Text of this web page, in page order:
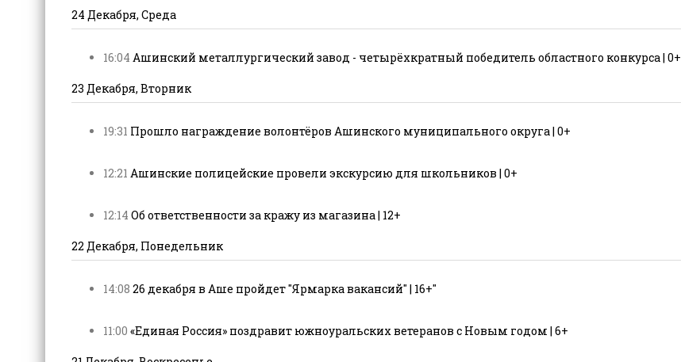
24 Декабря, Среда
16:04 Ашинский металлургический завод - четырёхкратный победитель областного конкурса | 0+
23 Декабря, Вторник
19:31 Прошло награждение волонтёров Ашинского муниципального округа | 0+
12:21 Ашинские полицейские провели экскурсию для школьников | 0+
12:14 Об ответственности за кражу из магазина | 12+
22 Декабря, Понедельник
14:08 26 декабря в Аше пройдет "Ярмарка вакансий" | 16+"
11:00 «Единая Россия» поздравит южноуральских ветеранов с Новым годом | 6+